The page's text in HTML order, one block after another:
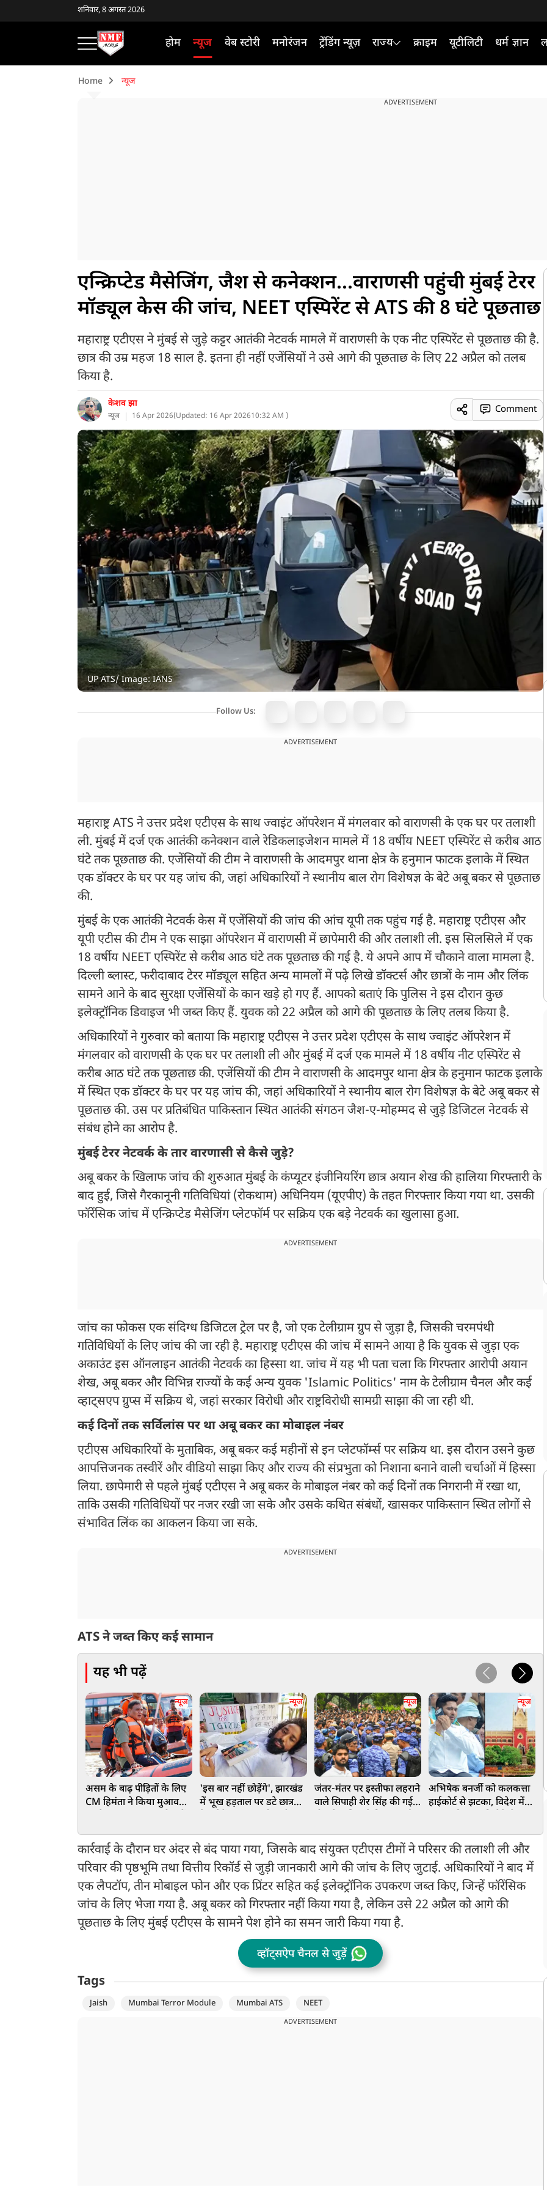
शनिवार, 8 अगस्त 2026
होम न्यूज वेब स्टोरी मनोरंजन ट्रेंडिंग न्यूज़ राज्य क्राइम यूटीलिटी धर्म ज्ञान
Home न्यूज
ADVERTISEMENT
एन्क्रिप्टेड मैसेजिंग, जैश से कनेक्शन...वाराणसी पहुंची मुंबई टेरर
मॉड्यूल केस की जांच, NEET एस्पिरेंट से ATS की 8 घंटे पूछताछ
महाराष्ट्र एटीएस ने मुंबई से जुड़े कट्टर आतंकी नेटवर्क मामले में वाराणसी के एक नीट एस्पिरेंट से पूछताछ की है.
छात्र की उम्र महज 18 साल है. इतना ही नहीं एजेंसियों ने उसे आगे की पूछताछ के लिए 22 अप्रैल को तलब
किया है.
केशव झा
न्यूज 16 Apr 2026(Updated: 16 Apr 202610:32 AM )
Comment
UP ATS/ Image: IANS
Follow Us:
ADVERTISEMENT
महाराष्ट्र ATS ने उत्तर प्रदेश एटीएस के साथ ज्वाइंट ऑपरेशन में मंगलवार को वाराणसी के एक घर पर तलाशी
ली. मुंबई में दर्ज एक आतंकी कनेक्शन वाले रेडिकलाइजेशन मामले में 18 वर्षीय NEET एस्पिरेंट से करीब आठ
घंटे तक पूछताछ की. एजेंसियों की टीम ने वाराणसी के आदमपुर थाना क्षेत्र के हनुमान फाटक इलाके में स्थित
एक डॉक्टर के घर पर यह जांच की, जहां अधिकारियों ने स्थानीय बाल रोग विशेषज्ञ के बेटे अबू बकर से पूछताछ
की.
मुंबई के एक आतंकी नेटवर्क केस में एजेंसियों की जांच की आंच यूपी तक पहुंच गई है. महाराष्ट्र एटीएस और
यूपी एटीस की टीम ने एक साझा ऑपरेशन में वाराणसी में छापेमारी की और तलाशी ली. इस सिलसिले में एक
18 वर्षीय NEET एस्पिरेंट से करीब आठ घंटे तक पूछताछ की गई है. ये अपने आप में चौकाने वाला मामला है.
दिल्ली ब्लास्ट, फरीदाबाद टेरर मॉड्यूल सहित अन्य मामलों में पढ़े लिखे डॉक्टर्स और छात्रों के नाम और लिंक
सामने आने के बाद सुरक्षा एजेंसियों के कान खड़े हो गए हैं. आपको बताएं कि पुलिस ने इस दौरान कुछ
इलेक्ट्रॉनिक डिवाइज भी जब्त किए हैं. युवक को 22 अप्रैल को आगे की पूछताछ के लिए तलब किया है.
अधिकारियों ने गुरुवार को बताया कि महाराष्ट्र एटीएस ने उत्तर प्रदेश एटीएस के साथ ज्वाइंट ऑपरेशन में
मंगलवार को वाराणसी के एक घर पर तलाशी ली और मुंबई में दर्ज एक मामले में 18 वर्षीय नीट एस्पिरेंट से
करीब आठ घंटे तक पूछताछ की. एजेंसियों की टीम ने वाराणसी के आदमपुर थाना क्षेत्र के हनुमान फाटक इलाके
में स्थित एक डॉक्टर के घर पर यह जांच की, जहां अधिकारियों ने स्थानीय बाल रोग विशेषज्ञ के बेटे अबू बकर से
पूछताछ की. उस पर प्रतिबंधित पाकिस्तान स्थित आतंकी संगठन जैश-ए-मोहम्मद से जुड़े डिजिटल नेटवर्क से
संबंध होने का आरोप है.
मुंबई टेरर नेटवर्क के तार वारणासी से कैसे जुड़े?
अबू बकर के खिलाफ जांच की शुरुआत मुंबई के कंप्यूटर इंजीनियरिंग छात्र अयान शेख की हालिया गिरफ्तारी के
बाद हुई, जिसे गैरकानूनी गतिविधियां (रोकथाम) अधिनियम (यूएपीए) के तहत गिरफ्तार किया गया था. उसकी
फॉरेंसिक जांच में एन्क्रिप्टेड मैसेजिंग प्लेटफॉर्म पर सक्रिय एक बड़े नेटवर्क का खुलासा हुआ.
ADVERTISEMENT
जांच का फोकस एक संदिग्ध डिजिटल ट्रेल पर है, जो एक टेलीग्राम ग्रुप से जुड़ा है, जिसकी चरमपंथी
गतिविधियों के लिए जांच की जा रही है. महाराष्ट्र एटीएस की जांच में सामने आया है कि युवक से जुड़ा एक
अकाउंट इस ऑनलाइन आतंकी नेटवर्क का हिस्सा था. जांच में यह भी पता चला कि गिरफ्तार आरोपी अयान
शेख, अबू बकर और विभिन्न राज्यों के कई अन्य युवक 'Islamic Politics' नाम के टेलीग्राम चैनल और कई
व्हाट्सएप ग्रुप्स में सक्रिय थे, जहां सरकार विरोधी और राष्ट्रविरोधी सामग्री साझा की जा रही थी.
कई दिनों तक सर्विलांस पर था अबू बकर का मोबाइल नंबर
एटीएस अधिकारियों के मुताबिक, अबू बकर कई महीनों से इन प्लेटफॉर्म्स पर सक्रिय था. इस दौरान उसने कुछ
आपत्तिजनक तस्वीरें और वीडियो साझा किए और राज्य की संप्रभुता को निशाना बनाने वाली चर्चाओं में हिस्सा
लिया. छापेमारी से पहले मुंबई एटीएस ने अबू बकर के मोबाइल नंबर को कई दिनों तक निगरानी में रखा था,
ताकि उसकी गतिविधियों पर नजर रखी जा सके और उसके कथित संबंधों, खासकर पाकिस्तान स्थित लोगों से
संभावित लिंक का आकलन किया जा सके.
ADVERTISEMENT
ATS ने जब्त किए कई सामान
यह भी पढ़ें
न्यूज
असम के बाढ़ पीड़ितों के लिए
CM हिमंता ने किया मुआवजे
हजार
न्यूज
'इस बार नहीं छोड़ेंगे', झारखंड
में भूख हड़ताल पर डटे छात्र
न्यूज
जंतर-मंतर पर इस्तीफा लहराने
वाले सिपाही शेर सिंह की गई
न्यूज
अभिषेक बनर्जी को कलकत्ता
हाईकोर्ट से झटका, विदेश में
कार्रवाई के दौरान घर अंदर से बंद पाया गया, जिसके बाद संयुक्त एटीएस टीमों ने परिसर की तलाशी ली और
परिवार की पृष्ठभूमि तथा वित्तीय रिकॉर्ड से जुड़ी जानकारी आगे की जांच के लिए जुटाई. अधिकारियों ने बाद में
एक लैपटॉप, तीन मोबाइल फोन और एक प्रिंटर सहित कई इलेक्ट्रॉनिक उपकरण जब्त किए, जिन्हें फॉरेंसिक
जांच के लिए भेजा गया है. अबू बकर को गिरफ्तार नहीं किया गया है, लेकिन उसे 22 अप्रैल को आगे की
पूछताछ के लिए मुंबई एटीएस के सामने पेश होने का समन जारी किया गया है.
व्हॉट्सऐप चैनल से जुड़ें
Tags
Jaish Mumbai Terror Module Mumbai ATS NEET
ADVERTISEMENT